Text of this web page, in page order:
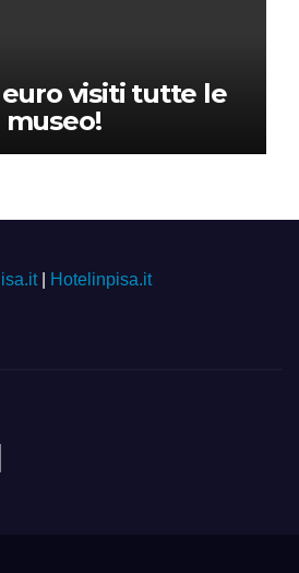
euro visiti tutte le
| Hotelinpisa.it